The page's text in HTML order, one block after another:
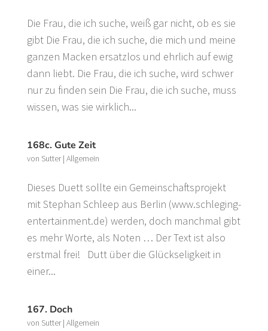
Die Frau, die ich suche, weiß gar nicht, ob es sie
gibt Die Frau, die ich suche, die mich und meine
ganzen Macken ersatzlos und ehrlich auf ewig
dann liebt. Die Frau, die ich suche, wird schwer
nur zu finden sein Die Frau, die ich suche, muss
wissen, was sie wirklich...
168c. Gute Zeit
von Sutter| Allgemein
Dieses Duett sollte ein Gemeinschaftsprojekt
mit Stephan Schleep aus Berlin (www.schleging-
entertainment.de) werden, doch manchmal gibt
es mehr Worte, als Noten … Der Text ist also
erstmal frei! Dutt über die Glückseligkeit in
einer...
167. Doch
von Sutter| Allgemein